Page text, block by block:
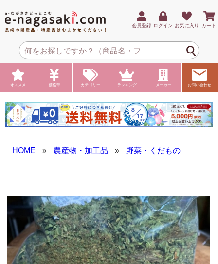
会員登録 ログイン お気に入り カート
オススメ 価格帯 カテゴリー ランキング メーカー お問い合わせ
HOME » 農産物・加工品 » 野菜・くだもの